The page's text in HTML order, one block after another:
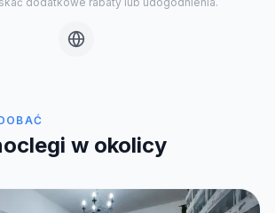
w okolicy